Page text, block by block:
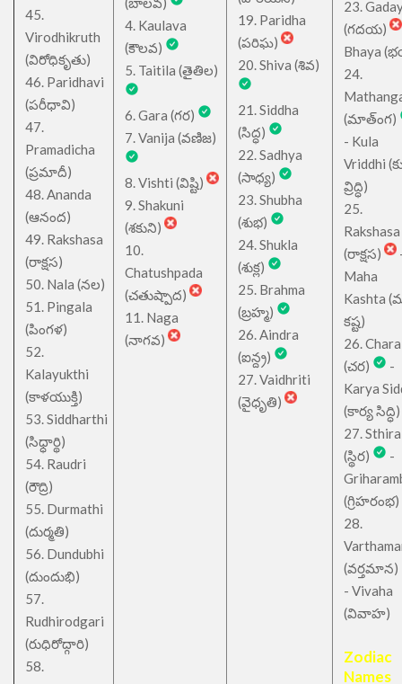
45.
Virodhikruth
(విరోధికృతు)
46. Paridhavi
(పరీధావి)
47.
Pramadicha
(ప్రమాదీ)
48. Ananda
(ఆనంద)
49. Rakshasa
(రాక్షస)
50. Nala (నల)
51. Pingala
(పింగళ)
52.
Kalayukthi
(కాళయుక్తి)
53. Siddharthi
(సిధ్ధార్థి)
54. Raudri
(రౌద్రి)
55. Durmathi
(దుర్మతి)
56. Dundubhi
(దుందుభి)
57.
Rudhirodgari
(రుధిరోద్గారి)
58.
4. Kaulava
(కౌలవ)
5. Taitila (తైతిల)
6. Gara (గర)
7. Vanija (వణిజ)
8. Vishti (విష్టి)
9. Shakuni
(శకుని)
10.
Chatushpada
(చతుష్పాద)
11. Naga
(నాగవ)
19. Paridha
(పరిఘ)
20. Shiva (శివ)
21. Siddha
(సిద్ధ)
22. Sadhya
(సాధ్య)
23. Shubha
(శుభ)
24. Shukla
(శుక్ల)
25. Brahma
(బ్రహ్మ)
26. Aindra
(ఐన్ద్ర)
27. Vaidhriti
(వైధృతి)
23.
(గదయ)
Bhaya
24.
(మాత్ంగ)
- Kula
Vriddhi
వ్రిద్ధి)
25.
Rakshasa
(రాక్షస)
Maha
Kashta
కష్ట)
26. Chara
(చర)
-
Karya
(కార్య సిద్ధి)
27. Sthira
(స్థిర)
-
(గ్రిహరంభ)
28.
(వర్తమాన)
- Vivaha
(వివాహ)
Zodiac
Names